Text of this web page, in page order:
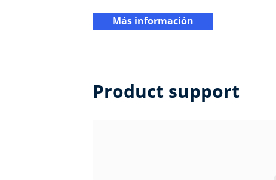
Más información
Product support